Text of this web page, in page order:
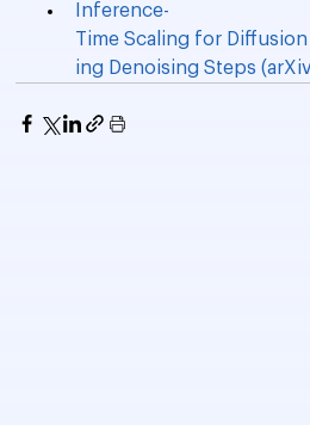
Inference-
Time Scaling for Diffusion
ing Denoising Steps